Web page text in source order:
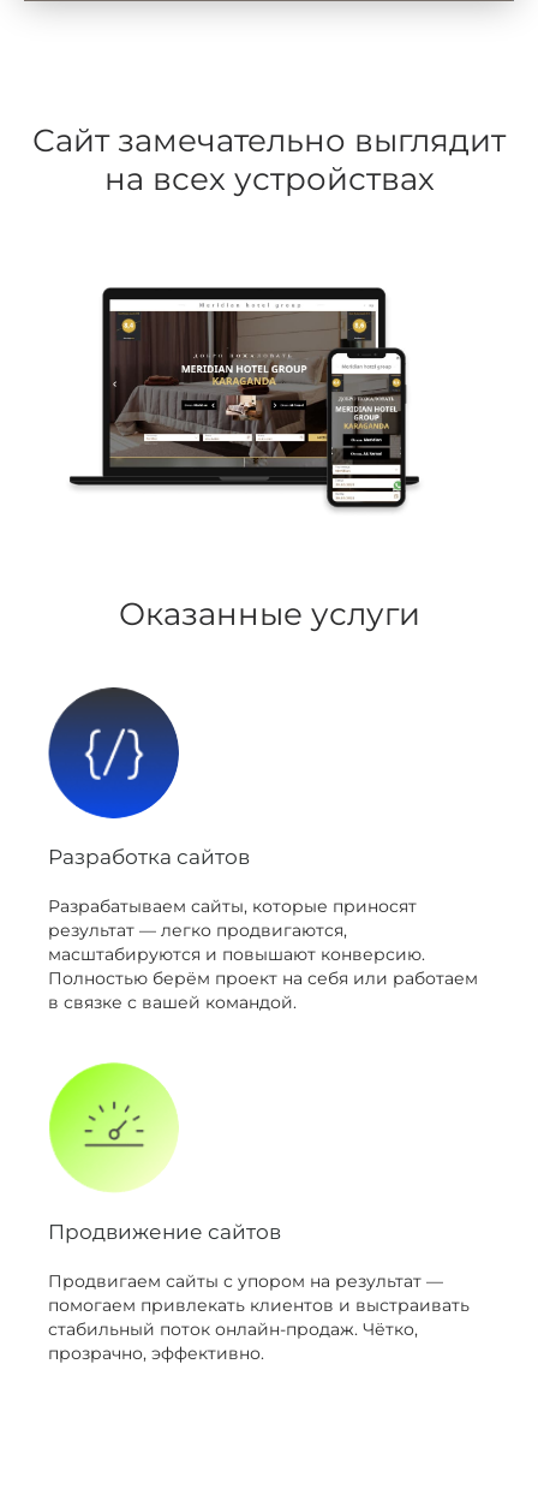
Сайт замечательно выглядит
на всех устройствах
Оказанные услуги
Разработка сайтов
Разрабатываем сайты, которые приносят
результат — легко продвигаются,
масштабируются и повышают конверсию.
Полностью берём проект на себя или работаем
в связке с вашей командой.
Продвижение сайтов
Продвигаем сайты с упором на результат —
помогаем привлекать клиентов и выстраивать
стабильный поток онлайн-продаж. Чётко,
прозрачно, эффективно.